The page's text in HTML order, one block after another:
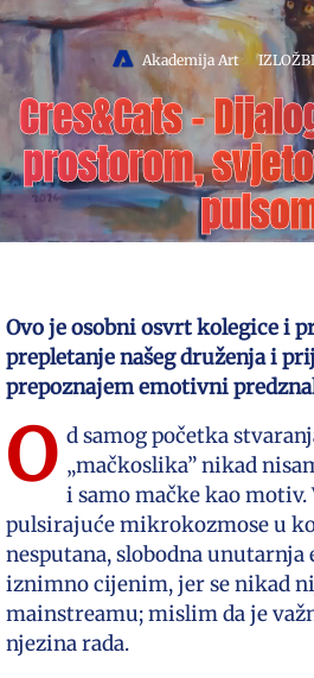
Akademija Art
Cres&Cats –
prostorom,
Ovo je osobni osvrt kolegice i
prepletanje našeg druženja i
prepoznajem emotivni
O d samog početka
„mačkoslika” nikad
i samo mačke kao
pulsirajuće mikrokozmose u
nesputana, slobodna
iznimno cijenim, jer se nikad
mainstreamu; mislim da je
njezina rada.